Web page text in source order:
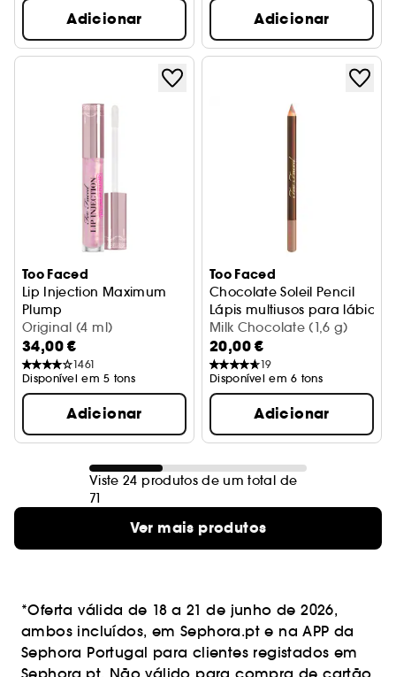
Adicionar Adicionar
Too Faced
Lip Injection Maximum
Plump
Gloss Volumizador
Original (4 ml)
34,00 €
1461
Disponível em 5 tons
Adicionar
Too Faced
Chocolate Soleil Pencil
Lápis multiusos para lábios e
Milk Chocolate (1,6 g)
20,00 €
19
Disponível em 6 tons
Adicionar
Viste 24 produtos de um total de
71
Ver mais produtos
*Oferta válida de 18 a 21 de junho de 2026,
ambos incluídos, em Sephora.pt e na APP da
Sephora Portugal para clientes registados em
Sephora.pt. Não válido para compra de cartão